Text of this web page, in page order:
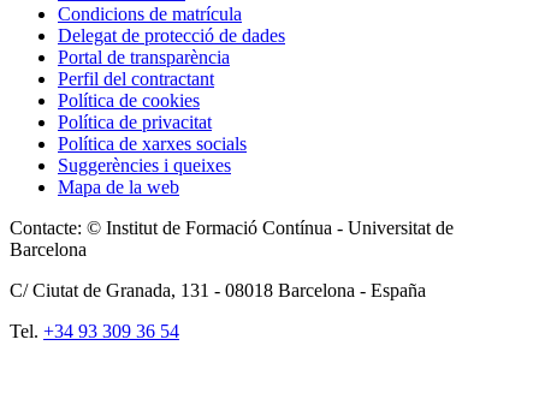
Condicions de matrícula
Delegat de protecció de dades
Portal de transparència
Perfil del contractant
Política de cookies
Política de privacitat
Política de xarxes socials
Suggerències i queixes
Mapa de la web
Contacte: © Institut de Formació Contínua - Universitat de
Barcelona
C/ Ciutat de Granada, 131 - 08018 Barcelona - España
Tel. +34 93 309 36 54